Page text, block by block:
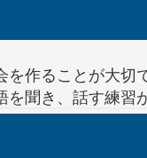
作ることが大切で
聞き、話す練習